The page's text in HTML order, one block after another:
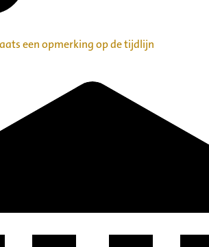
een opmerking op de tijdlijn